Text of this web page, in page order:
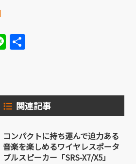
Line
関連記事
コンパクトに持ち運んで迫力ある
音楽を楽しめるワイヤレスポータ
ブルスピーカー「SRS-X7/X5」